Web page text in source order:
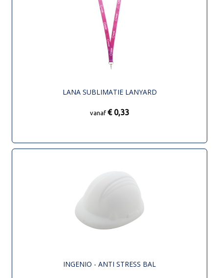
LANA SUBLIMATIE LANYARD
vanaf € 0,33
INGENIO - ANTI STRESS BAL